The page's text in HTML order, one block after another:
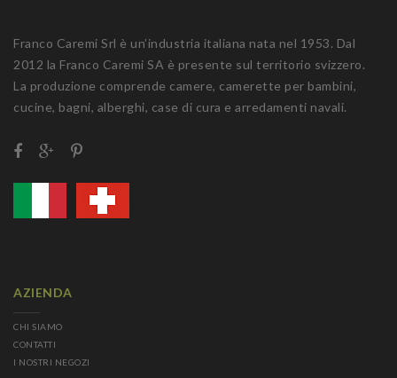
Franco Caremi Srl è un’industria italiana nata nel 1953. Dal
2012 la Franco Caremi SA è presente sul territorio svizzero.
La produzione comprende camere, camerette per bambini,
cucine, bagni, alberghi, case di cura e arredamenti navali.
AZIENDA
CHI SIAMO
CONTATTI
I NOSTRI NEGOZI